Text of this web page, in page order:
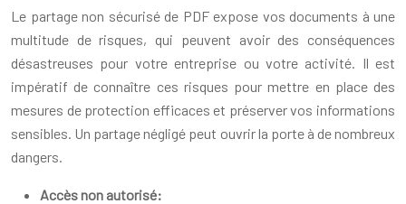
Le partage non sécurisé de PDF expose vos documents à une
multitude de risques, qui peuvent avoir des conséquences
désastreuses pour votre entreprise ou votre activité. Il est
impératif de connaître ces risques pour mettre en place des
mesures de protection efficaces et préserver vos informations
sensibles. Un partage négligé peut ouvrir la porte à de nombreux
dangers.
Accès non autorisé: